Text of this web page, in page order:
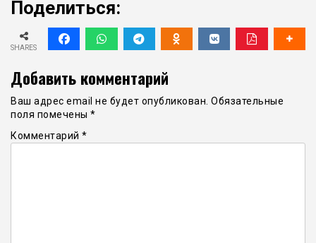
Поделиться:
SHARES
Добавить комментарий
Ваш адрес email не будет опубликован. Обязательные
поля помечены *
Комментарий *